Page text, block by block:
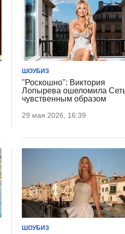
ШОУБИЗ
"Роскошно": Виктория
Лопырева ошеломила
чувственным образом
29 мая 2026, 16:39
ШОУБИЗ